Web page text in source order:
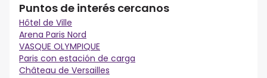
Puntos de interés cercanos
Hôtel de Ville
Arena Paris Nord
VASQUE OLYMPIQUE
Paris con estación de carga
Château de Versailles